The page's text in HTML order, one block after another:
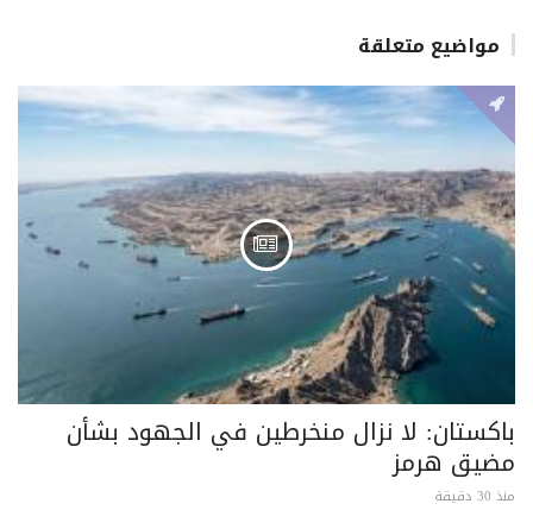
مواضيع متعلقة
باكستان: لا نزال منخرطين في الجهود بشأن
مضيق هرمز
منذ 30 دقيقة